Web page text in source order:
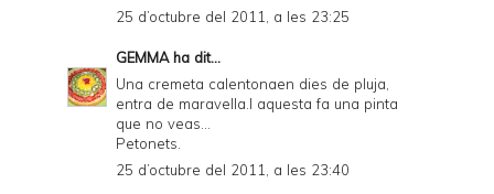
25 d’octubre del 2011, a les 23:25
GEMMAha dit...
Una cremeta calentonaen dies de pluja,
entra de maravella.I aquesta fa una pinta
que no veas...
Petonets.
25 d’octubre del 2011, a les 23:40